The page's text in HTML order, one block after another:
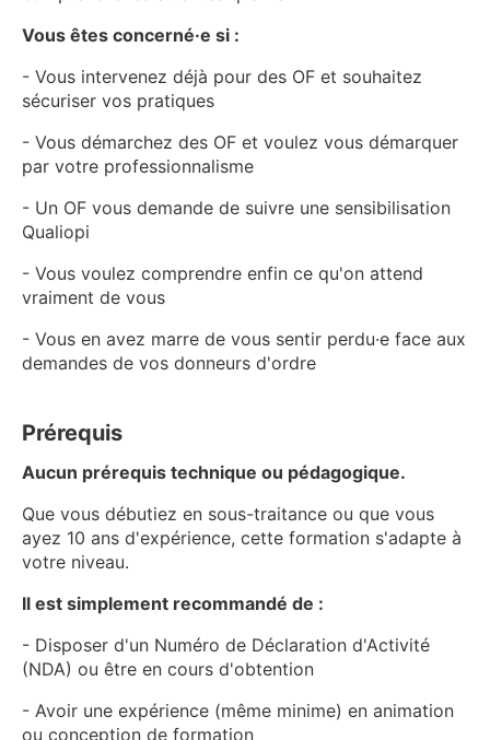
Vous êtes concerné·e si :
- Vous intervenez déjà pour des OF et souhaitez
sécuriser vos pratiques
- Vous démarchez des OF et voulez vous démarquer
par votre professionnalisme
- Un OF vous demande de suivre une sensibilisation
Qualiopi
- Vous voulez comprendre enfin ce qu'on attend
vraiment de vous
- Vous en avez marre de vous sentir perdu·e face aux
demandes de vos donneurs d'ordre
Prérequis
Aucun prérequis technique ou pédagogique.
Que vous débutiez en sous-traitance ou que vous
ayez 10 ans d'expérience, cette formation s'adapte à
votre niveau.
Il est simplement recommandé de :
- Disposer d'un Numéro de Déclaration d'Activité
(NDA) ou être en cours d'obtention
- Avoir une expérience (même minime) en animation
ou conception de formation